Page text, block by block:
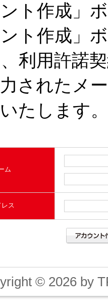
ント作成」
ント作成」
利用許諾
されたメ
たします
ム
レス
© 2026 by